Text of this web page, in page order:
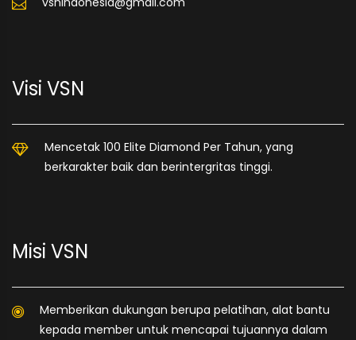
Visi VSN
Mencetak 100 Elite Diamond Per Tahun, yang
berkarakter baik dan berintergritas tinggi.
Misi VSN
Memberikan dukungan berupa pelatihan, alat bantu
kepada member untuk mencapai tujuannya dalam